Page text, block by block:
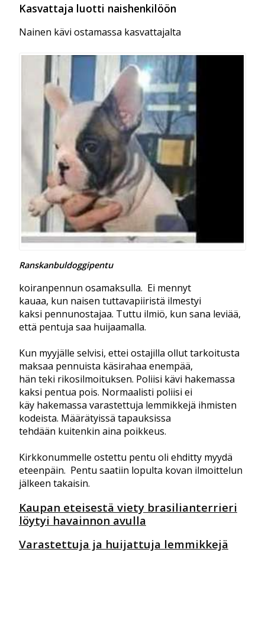
Kasvattaja luotti naishenkilöön
Nainen kävi ostamassa kasvattajalta
Ranskanbuldoggipentu
koiranpennun osamaksulla. Ei mennyt
kauaa, kun naisen tuttavapiiristä ilmestyi
kaksi pennunostajaa. Tuttu ilmiö, kun sana leviää,
että pentuja saa huijaamalla.
Kun myyjälle selvisi, ettei ostajilla ollut tarkoitusta
maksaa pennuista käsirahaa enempää,
hän teki rikosilmoituksen. Poliisi kävi hakemassa
kaksi pentua pois. Normaalisti poliisi ei
käy hakemassa varastettuja lemmikkejä ihmisten
kodeista. Määrätyissä tapauksissa
tehdään kuitenkin aina poikkeus.
Kirkkonummelle ostettu pentu oli ehditty myydä
eteenpäin. Pentu saatiin lopulta kovan ilmoittelun
jälkeen takaisin.
Kaupan eteisestä viety brasilianterrieri
löytyi havainnon avulla
Varastettuja ja huijattuja lemmikkejä